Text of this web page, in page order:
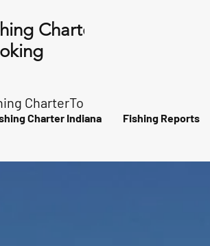
Charter Indiana
CharterTour dell'Arcipelago
Charter Indiana Fishing Reports